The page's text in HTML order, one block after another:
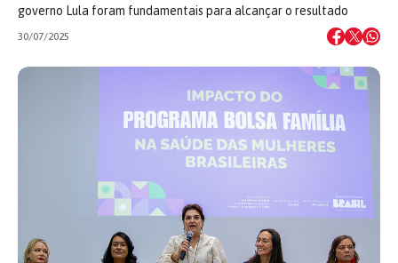
governo Lula foram fundamentais para alcançar o resultado
30/07/2025